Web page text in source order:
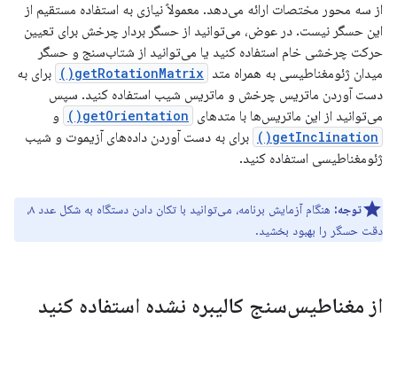
از سه محور مختصات ارائه می‌دهد. معمولاً نیازی به استفاده مستقیم از
این حسگر نیست. در عوض، می‌توانید از حسگر بردار چرخش برای تعیین
حرکت چرخشی خام استفاده کنید یا می‌توانید از شتاب‌سنج و حسگر
میدان ژئومغناطیسی به همراه متد getRotationMatrix()
برای به
دست آوردن ماتریس چرخش و ماتریس شیب استفاده کنید. سپس
می‌توانید از این ماتریس‌ها با متدهای getOrientation() و
getInclination()
برای به دست آوردن داده‌های آزیموت و شیب
ژئومغناطیسی استفاده کنید.
توجه:
هنگام آزمایش برنامه، می‌توانید با تکان دادن دستگاه به شکل عدد ۸،
دقت حسگر را بهبود بخشید.
از مغناطیس‌سنج کالیبره نشده استفاده کنید